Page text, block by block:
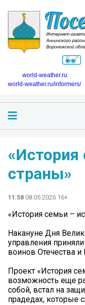
world-weather.ru
world-weather.ru/informers/
«История
страны»
11:58 08.05.2026 16+
«История семьи –
Накануне Дня
управления
воинов Отечества
Проект «История
возможность еще
собой, встал на
прадедах, которые